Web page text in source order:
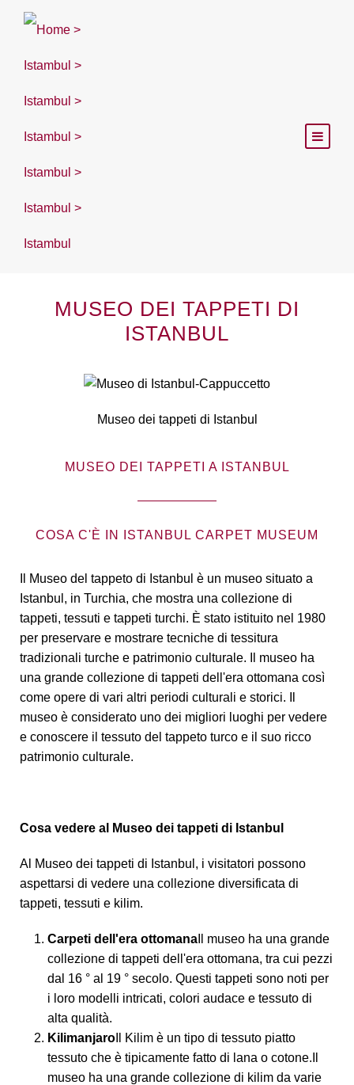
MUSEO DEI TAPPETI DI
ISTANBUL
Museo dei tappeti di Istanbul
MUSEO DEI TAPPETI A ISTANBUL
COSA C'È IN ISTANBUL CARPET MUSEUM
Il Museo del tappeto di Istanbul è un museo situato a
Istanbul, in Turchia, che mostra una collezione di
tappeti, tessuti e tappeti turchi. È stato istituito nel 1980
per preservare e mostrare tecniche di tessitura
tradizionali turche e patrimonio culturale. Il museo ha
una grande collezione di tappeti dell'era ottomana così
come opere di vari altri periodi culturali e storici. Il
museo è considerato uno dei migliori luoghi per vedere
e conoscere il tessuto del tappeto turco e il suo ricco
patrimonio culturale.
Cosa vedere al Museo dei tappeti di Istanbul
Al Museo dei tappeti di Istanbul, i visitatori possono
aspettarsi di vedere una collezione diversificata di
tappeti, tessuti e kilim.
Carpeti dell'era ottomana Il museo ha una grande
collezione di tappeti dell'era ottomana, tra cui pezzi
dal 16 ° al 19 ° secolo. Questi tappeti sono noti per
i loro modelli intricati, colori audace e tessuto di
alta qualità.
Kilimanjaro Il Kilim è un tipo di tessuto piatto
tessuto che è tipicamente fatto di lana o cotone.Il
museo ha una grande collezione di kilim da varie